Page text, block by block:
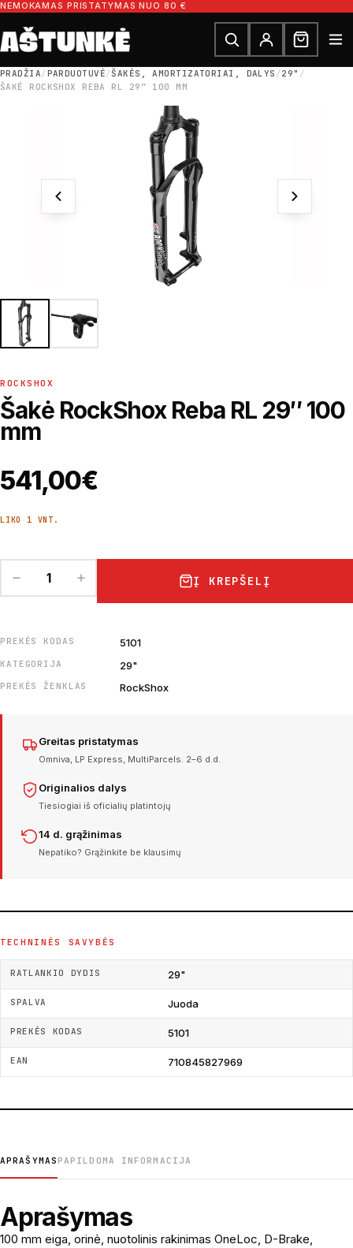
Pereiti prie turinio
NEMOKAMAS PRISTATYMAS NUO 80 €
Ieškoti dalių
Ieškoti
PRADŽIA/PARDUOTUVĖ/ŠAKĖS, AMORTIZATORIAI, DALYS /29" /
ŠAKĖ ROCKSHOX REBA RL 29″ 100 MM
ROCKSHOX
Šakė RockShox Reba RL 29″ 100
mm
541,00€
LIKO 1 VNT.
Į KREPŠELĮ
PREKĖS KODAS 5101
KATEGORIJA 29"
PREKĖS ŽENKLAS RockShox
Greitas pristatymas
Omniva, LP Express, MultiParcels. 2–6 d.d.
Originalios dalys
Tiesiogiai iš oficialių platintojų
14 d. grąžinimas
Nepatiko? Grąžinkite be klausimų
TECHNINĖS SAVYBĖS
RATLANKIO DYDIS 29"
SPALVA Juoda
PREKĖS KODAS 5101
EAN 710845827969
APRAŠYMAS PAPILDOMA INFORMACIJA
Aprašymas
100 mm eiga, orinė, nuotolinis rakinimas OneLoc, D-Brake,